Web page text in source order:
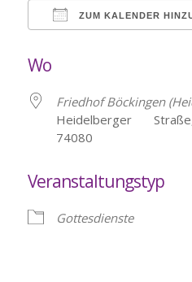
ZUM KALENDER
Wo
Friedhof Böckingen
Heidelberger
74080
Veranstaltungstyp
Gottesdienste